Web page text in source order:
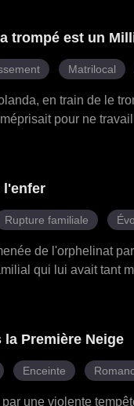
trompé est un
Matrilocal
en train de le
pour ne
fidélité après
- sa femme, son
implora son
l'enfer
Rupture familiale
de l'orphelinat
qui lui avait tant
elle fut brisée
d'un cancer.
connexion
Première Neige
Enceinte
une violente